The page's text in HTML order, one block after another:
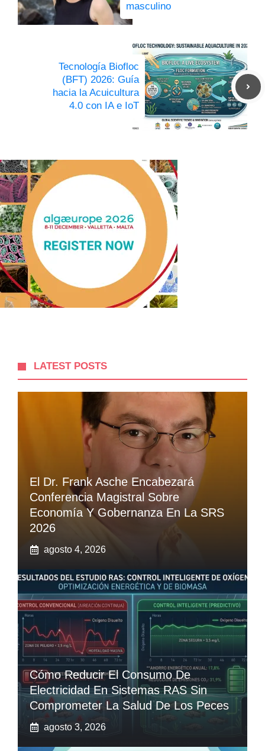
masculino
Tecnología Biofloc
(BFT) 2026: Guía
hacia la Acuicultura
4.0 con IA e IoT
LATEST POSTS
El Dr. Frank Asche Encabezará
Conferencia Magistral Sobre
Economía Y Gobernanza En La SRS
2026
agosto 4, 2026
Cómo Reducir El Consumo De
Electricidad En Sistemas RAS Sin
Comprometer La Salud De Los Peces
agosto 3, 2026